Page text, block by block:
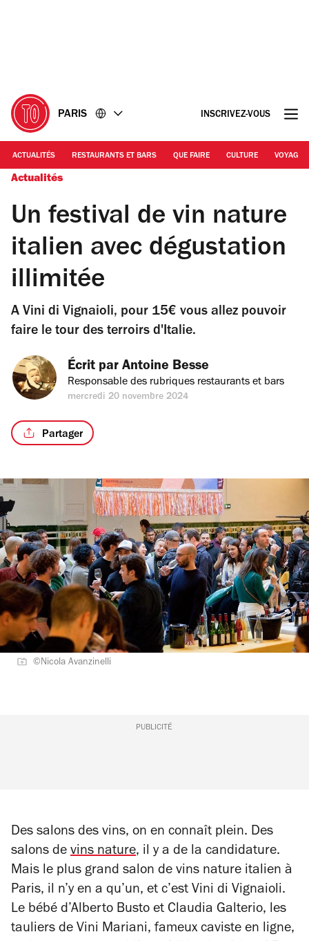
PARIS INSCRIVEZ-VOUS
ACTUALITÉS RESTAURANTS ET BARS QUE FAIRE CULTURE VOYAGE
Actualités
Un festival de vin nature
italien avec dégustation
illimitée
A Vini di Vignaioli, pour 15€ vous allez pouvoir
faire le tour des terroirs d'Italie.
Écrit par Antoine Besse
Responsable des rubriques restaurants et bars
mercredi 20 novembre 2024
Partager
©Nicola Avanzinelli
PUBLICITÉ
Des salons des vins, on en connaît plein. Des
salons de vins nature, il y a de la candidature.
Mais le plus grand salon de vins nature italien à
Paris, il n’y en a qu’un, et c’est Vini di Vignaioli.
Le bébé d’Alberto Busto et Claudia Galterio, les
tauliers de Vini Mariani, fameux caviste en ligne,